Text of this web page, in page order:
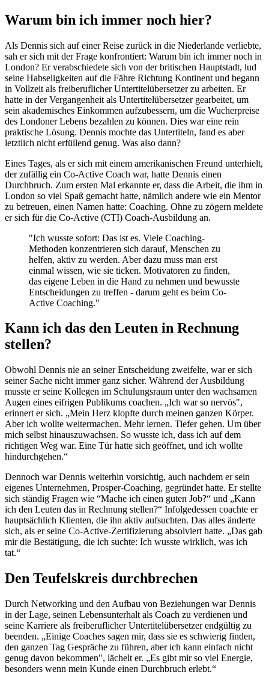
Warum bin ich immer noch hier?
Als Dennis sich auf einer Reise zurück in die Niederlande verliebte,
sah er sich mit der Frage konfrontiert: Warum bin ich immer noch in
London? Er verabschiedete sich von der britischen Hauptstadt, lud
seine Habseligkeiten auf die Fähre Richtung Kontinent und begann
in Vollzeit als freiberuflicher Untertitelübersetzer zu arbeiten. Er
hatte in der Vergangenheit als Untertitelübersetzer gearbeitet, um
sein akademisches Einkommen aufzubessern, um die Wucherpreise
des Londoner Lebens bezahlen zu können. Dies war eine rein
praktische Lösung. Dennis mochte das Untertiteln, fand es aber
letztlich nicht erfüllend genug. Was also dann?
Eines Tages, als er sich mit einem amerikanischen Freund unterhielt,
der zufällig ein Co-Active Coach war, hatte Dennis einen
Durchbruch. Zum ersten Mal erkannte er, dass die Arbeit, die ihm in
London so viel Spaß gemacht hatte, nämlich andere wie ein Mentor
zu betreuen, einen Namen hatte: Coaching. Ohne zu zögern meldete
er sich für die Co-Active (CTI) Coach-Ausbildung an.
"Ich wusste sofort: Das ist es. Viele Coaching-
Methoden konzentrieren sich darauf, Menschen zu
helfen, aktiv zu werden. Aber dazu muss man erst
einmal wissen, wie sie ticken. Motivatoren zu finden,
das eigene Leben in die Hand zu nehmen und bewusste
Entscheidungen zu treffen - darum geht es beim Co-
Active Coaching."
Kann ich das den Leuten in Rechnung
stellen?
Obwohl Dennis nie an seiner Entscheidung zweifelte, war er sich
seiner Sache nicht immer ganz sicher. Während der Ausbildung
musste er seine Kollegen im Schulungsraum unter den wachsamen
Augen eines eifrigen Publikums coachen. „Ich war so nervös",
erinnert er sich. „Mein Herz klopfte durch meinen ganzen Körper.
Aber ich wollte weitermachen. Mehr lernen. Tiefer gehen. Um über
mich selbst hinauszuwachsen. So wusste ich, dass ich auf dem
richtigen Weg war. Eine Tür hatte sich geöffnet, und ich wollte
hindurchgehen.“
Dennoch war Dennis weiterhin vorsichtig, auch nachdem er sein
eigenes Unternehmen, Prosper-Coaching, gegründet hatte. Er stellte
sich ständig Fragen wie “Mache ich einen guten Job?“ und „Kann
ich den Leuten das in Rechnung stellen?“ Infolgedessen coachte er
hauptsächlich Klienten, die ihn aktiv aufsuchten. Das alles änderte
sich, als er seine Co-Active-Zertifizierung absolviert hatte. „Das gab
mir die Bestätigung, die ich suchte: Ich wusste wirklich, was ich
tat.“
Den Teufelskreis durchbrechen
Durch Networking und den Aufbau von Beziehungen war Dennis
in der Lage, seinen Lebensunterhalt als Coach zu verdienen und
seine Karriere als freiberuflicher Untertitelübersetzer endgültig zu
beenden. „Einige Coaches sagen mir, dass sie es schwierig finden,
den ganzen Tag Gespräche zu führen, aber ich kann einfach nicht
genug davon bekommen", lächelt er. „Es gibt mir so viel Energie,
besonders wenn mein Kunde einen Durchbruch erlebt.“